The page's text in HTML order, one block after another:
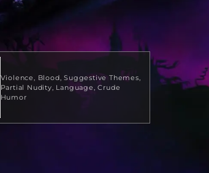
Violence Blood Suggestive Themes
Partial Nudity Language Crude
Humor